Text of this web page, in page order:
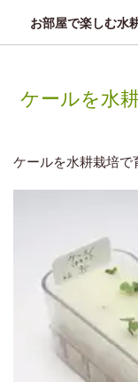
お部屋で楽しむ水
ケールを水
ケールを水耕栽培で